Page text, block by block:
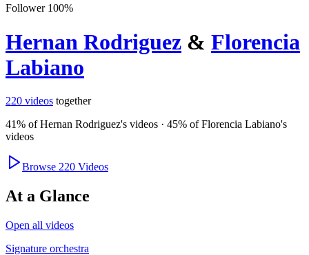
Follower 100%
Hernan Rodriguez & Florencia
Labiano
220 videos together
41% ofHernan Rodriguez's videos · 45% ofFlorencia Labiano's
videos
Browse 220 Videos
At a Glance
Open all videos
Signature orchestra